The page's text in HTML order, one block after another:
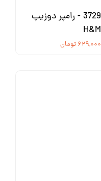
3729 - رامپر دوزیپ
H&M
۶۲۹,۰۰۰ تومان